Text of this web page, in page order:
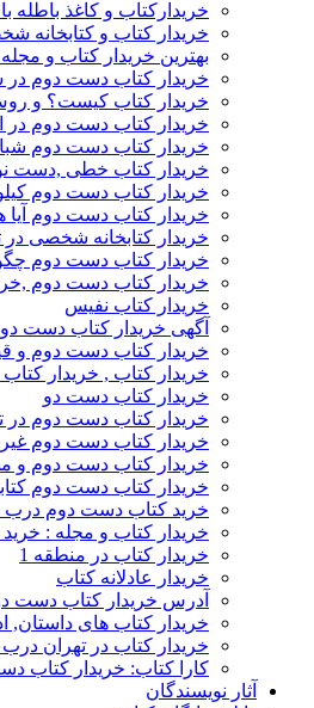
خریدارکتاب و کاغذ باطله
خریدار کتاب و کتابخانه
بهترین خریدار کتاب و
خریدار کتاب دست دوم در
خریدار کتاب کیست؟ و
خریدار کتاب دست دوم در
خریدار کتاب دست دوم
خریدار کتاب خطی ,دست
خریدار کتاب دست دوم
خریدار کتاب دست دوم آیا
خریدار کتابخانه شخصی
خریدار کتاب دست دوم
خریدار کتاب دست دوم
خریدار کتاب نفیس
آگهی خریدار کتاب دست
خریدار کتاب دست دوم و
خریدار کتاب , خریدار
خریدار کتاب دست دو
خریدار کتاب دست دوم در
خریدار کتاب دست دوم
خریدار کتاب دست دوم و
خریدار کتاب دست دوم
خرید کتاب دست دوم درب
خریدار کتاب و مجله :
خریدار کتاب در منطقه 1
خریدار عادلانه کتاب
آدرس خریدار کتاب دست
خریدار کتاب های داستان,
خریدار کتاب در تهران
کارا کتاب: خریدار کتاب
آثار نویسندگان